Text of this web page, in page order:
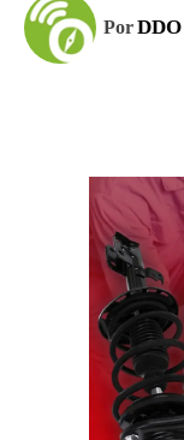
Por